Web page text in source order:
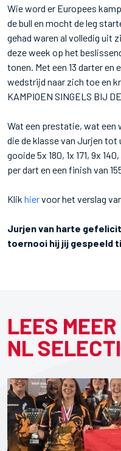
Wie word er Europees
de bull en mocht de leg
gehad waren al volledig uit
deze week op het
tonen. Met een 13 darter en
wedstrijd naar zich toe en
KAMPIOEN SINGELS BIJ
Wat een prestatie, wat een
die de klasse van Jurjen tot
gooide 5x 180, 1x 171, 9x
per dart en een finish van
Klik hiervoor het verslag
Jurjen van harte
toernooi hij jij gespeeld
LEES MEER
NL